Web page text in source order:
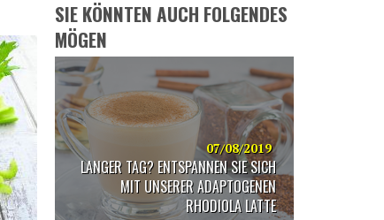
SIE KÖNNTEN AUCH FOLGENDES
MÖGEN
07/08/2019
LANGER TAG? ENTSPANNEN SIE SICH
MIT UNSERER ADAPTOGENEN
RHODIOLA LATTE